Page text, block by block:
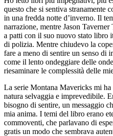
questo che si sentiva stranamente
in una fredda notte d’inverno. Il
narrazione, mentre Jason
a patti con il suo nuovo stato libro
di polizia. Mentre chiudevo la
fare a meno di sentire un senso di
come il lento ondeggiare delle
riesaminare le complessità delle
La serie Montana Mavericks mi ha
natura selvaggia e imprevedibile.
bisogno di sentire, un messaggio
mia anima. I temi del libro erano
commoventi, che parlavano di
gratis un modo che sembrava